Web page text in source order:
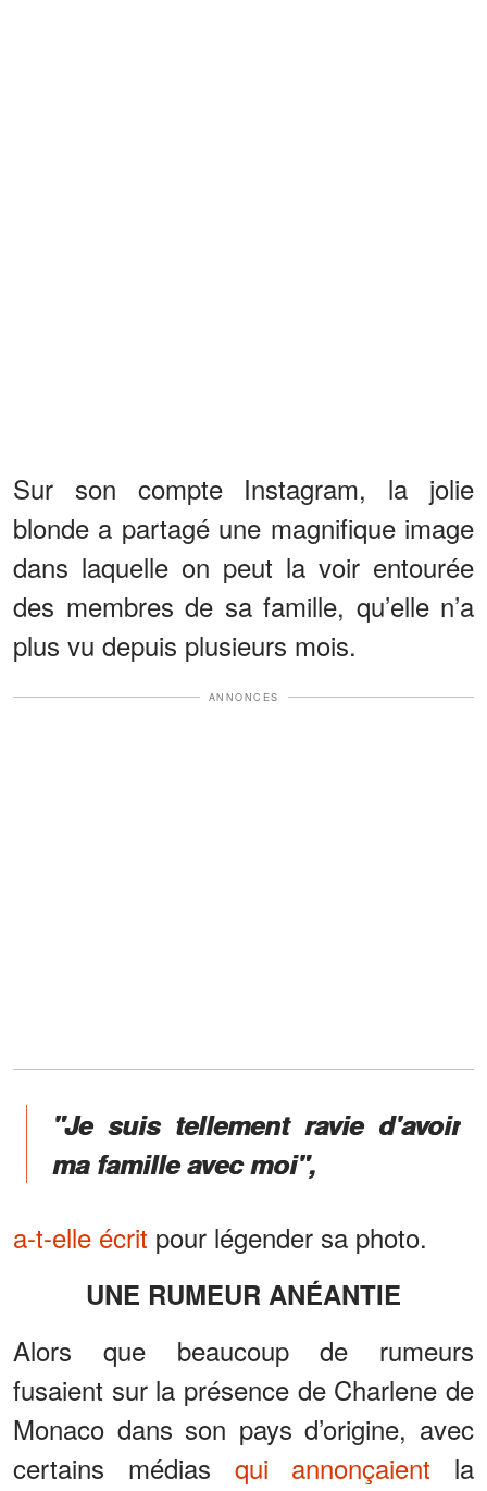
Sur son compte Instagram, la jolie
blonde a partagé une magnifique image
dans laquelle on peut la voir entourée
des membres de sa famille, qu’elle n’a
plus vu depuis plusieurs mois.
ANNONCES
"Je suis tellement ravie d'avoir
ma famille avec moi",
a-t-elle écrit pour légender sa photo.
UNE RUMEUR ANÉANTIE
Alors que beaucoup de rumeurs
fusaient sur la présence de Charlene de
Monaco dans son pays d’origine, avec
certains médias qui annonçaient la